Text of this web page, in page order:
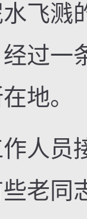
溅
过一
地。
员
老同